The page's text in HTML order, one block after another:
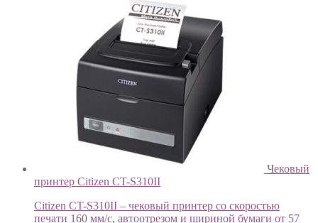
Чековый
принтер Citizen CT-S310II
Citizen CT-S310II – чековый принтер со скоростью
печати 160 мм/с, автоотрезом и шириной бумаги от 57